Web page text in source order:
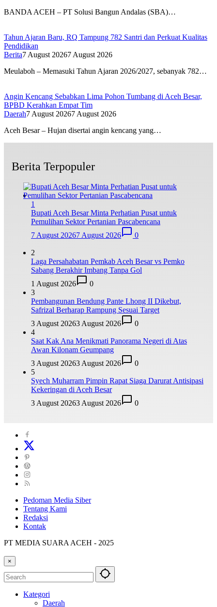
BANDA ACEH – PT Solusi Bangun Andalas (SBA)…
Tahun Ajaran Baru, RQ Tampung 782 Santri dan Perkuat Kualitas
Pendidikan
Berita7 August 20267 August 2026
Meulaboh – Memasuki Tahun Ajaran 2026/2027, sebanyak 782…
Angin Kencang Sebabkan Lima Pohon Tumbang di Aceh Besar,
BPBD Kerahkan Empat Tim
Daerah7 August 20267 August 2026
Aceh Besar – Hujan disertai angin kencang yang…
Berita Terpopuler
1
Bupati Aceh Besar Minta Perhatian Pusat untuk
Pemulihan Sektor Pertanian Pascabencana
7 August 20267 August 2026 0
2
Laga Persahabatan Pemkab Aceh Besar vs Pemko
Sabang Berakhir Imbang Tanpa Gol
1 August 2026
0
3
Pembangunan Bendung Pante Lhong II Dikebut,
Safrizal Berharap Rampung Sesuai Target
3 August 20263 August 2026
0
4
Saat Kak Ana Menikmati Panorama Negeri di Atas
Awan Kilonam Geumpang
3 August 20263 August 2026
0
5
Syech Muharram Pimpin Rapat Siaga Darurat Antisipasi
Kekeringan di Aceh Besar
3 August 20263 August 2026 0
Pedoman Media Siber
Tentang Kami
Redaksi
Kontak
PT MEDIA SUARA ACEH - 2025
×
Kategori
Daerah